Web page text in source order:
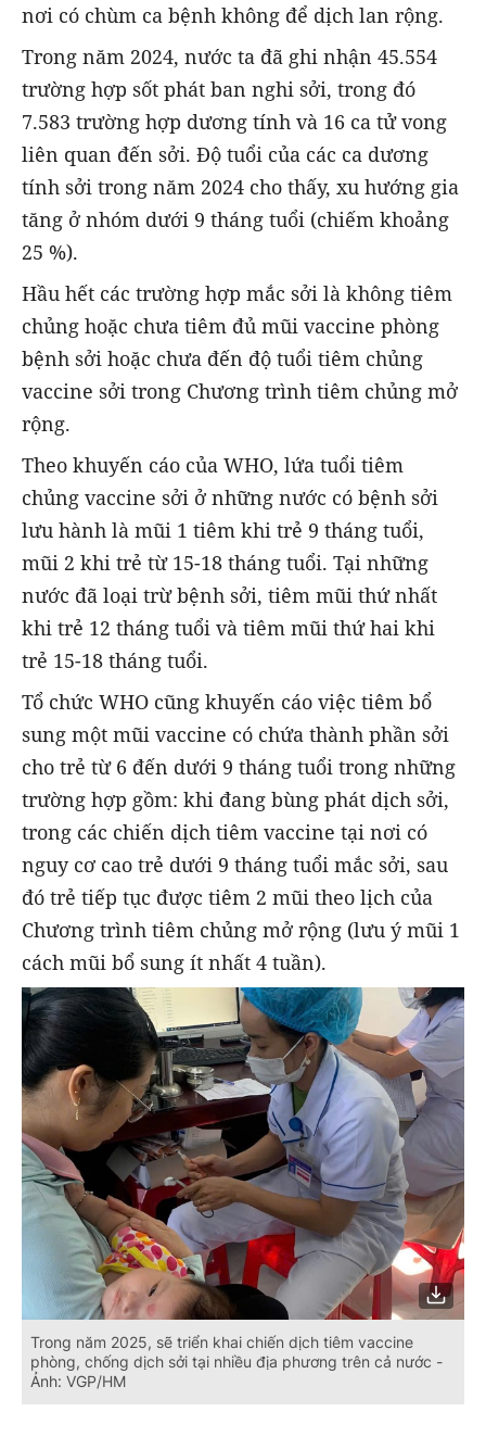
nơi có chùm ca bệnh không để dịch lan rộng.
Trong năm 2024, nước ta đã ghi nhận 45.554
trường hợp sốt phát ban nghi sởi, trong đó
7.583 trường hợp dương tính và 16 ca tử vong
liên quan đến sởi. Độ tuổi của các ca dương
tính sởi trong năm 2024 cho thấy, xu hướng gia
tăng ở nhóm dưới 9 tháng tuổi (chiếm khoảng
25 %).
Hầu hết các trường hợp mắc sởi là không tiêm
chủng hoặc chưa tiêm đủ mũi vaccine phòng
bệnh sởi hoặc chưa đến độ tuổi tiêm chủng
vaccine sởi trong Chương trình tiêm chủng mở
rộng.
Theo khuyến cáo của WHO, lứa tuổi tiêm
chủng vaccine sởi ở những nước có bệnh sởi
lưu hành là mũi 1 tiêm khi trẻ 9 tháng tuổi,
mũi 2 khi trẻ từ 15-18 tháng tuổi. Tại những
nước đã loại trừ bệnh sởi, tiêm mũi thứ nhất
khi trẻ 12 tháng tuổi và tiêm mũi thứ hai khi
trẻ 15-18 tháng tuổi.
Tổ chức WHO cũng khuyến cáo việc tiêm bổ
sung một mũi vaccine có chứa thành phần sởi
cho trẻ từ 6 đến dưới 9 tháng tuổi trong những
trường hợp gồm: khi đang bùng phát dịch sởi,
trong các chiến dịch tiêm vaccine tại nơi có
nguy cơ cao trẻ dưới 9 tháng tuổi mắc sởi, sau
đó trẻ tiếp tục được tiêm 2 mũi theo lịch của
Chương trình tiêm chủng mở rộng (lưu ý mũi 1
cách mũi bổ sung ít nhất 4 tuần).
Trong năm 2025, sẽ triển khai chiến dịch tiêm vaccine
phòng, chống dịch sởi tại nhiều địa phương trên cả nước -
Ảnh: VGP/HM